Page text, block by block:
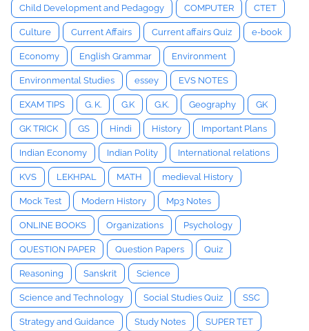
Child Development and Pedagogy COMPUTER CTET
Culture Current Affairs Current affairs Quiz e-book
Economy English Grammar Environment
Environmental Studies essey EVS NOTES
EXAM TIPS G. K. G.K G.K. Geography GK
GK TRICK GS Hindi History Important Plans
Indian Economy Indian Polity International relations
KVS LEKHPAL MATH medieval History
Mock Test Modern History Mp3 Notes
ONLINE BOOKS Organizations Psychology
QUESTION PAPER Question Papers Quiz
Reasoning Sanskrit Science
Science and Technology Social Studies Quiz SSC
Strategy and Guidance Study Notes SUPER TET